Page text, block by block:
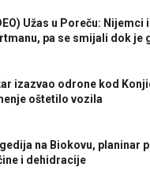
Užas u Poreču: Nijemci
pa se smijali dok je
izazvao odrone kod
oštetilo vozila
na Biokovu, planinar
i dehidracije